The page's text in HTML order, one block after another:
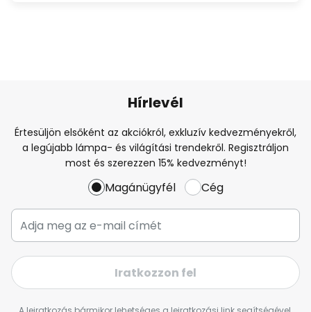
Hírlevél
Értesüljön elsőként az akciókról, exkluzív kedvezményekről,
a legújabb lámpa- és világítási trendekről. Regisztráljon
most és szerezzen 15% kedvezményt!
Magánügyfél Cég
Iratkozzon fel